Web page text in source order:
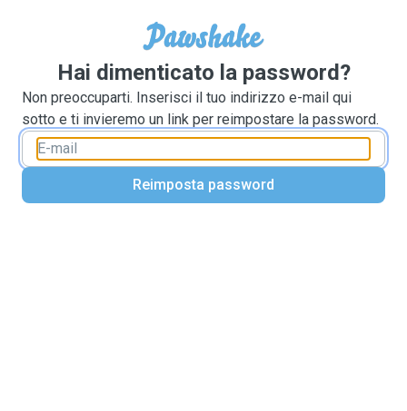
Hai dimenticato la password?
Non preoccuparti. Inserisci il tuo indirizzo e-mail qui
sotto e ti invieremo un link per reimpostare la password.
Reimposta password